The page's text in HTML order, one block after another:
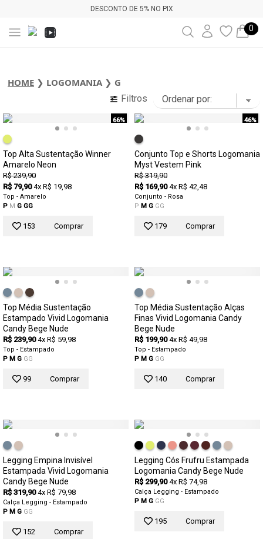
DESCONTO DE 5% NO PIX
0
HOME ❯ LOGOMANIA❯ G
Filtros
66%
Top Alta Sustentação Winner
Amarelo Neon
R$ 239,90
R$ 79,90 4x R$ 19,98
Top - Amarelo
P M G GG
153 Comprar
46%
Conjunto Top e Shorts Logomania
Myst Vestem Pink
R$ 319,90
R$ 169,90 4x R$ 42,48
Conjunto - Rosa
P M G GG
179 Comprar
Top Média Sustentação
Estampado Vivid Logomania
Candy Bege Nude
R$ 239,90 4x R$ 59,98
Top - Estampado
P M G GG
99 Comprar
Top Média Sustentação Alças
Finas Vivid Logomania Candy
Bege Nude
R$ 199,90 4x R$ 49,98
Top - Estampado
P M G GG
140 Comprar
Legging Empina Invisível
Estampada Vivid Logomania
Candy Bege Nude
R$ 319,90 4x R$ 79,98
Calça Legging - Estampado
P M G GG
152 Comprar
Legging Cós Frufru Estampada
Logomania Candy Bege Nude
R$ 299,90 4x R$ 74,98
Calça Legging - Estampado
P M G GG
195 Comprar